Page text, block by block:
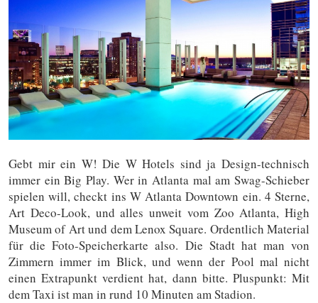
Gebt mir ein W! Die W Hotels sind ja Design-technisch
immer ein Big Play. Wer in Atlanta mal am Swag-Schieber
spielen will, checkt ins W Atlanta Downtown ein. 4 Sterne,
Art Deco-Look, und alles unweit vom Zoo Atlanta, High
Museum of Art und dem Lenox Square. Ordentlich Material
für die Foto-Speicherkarte also. Die Stadt hat man von
Zimmern immer im Blick, und wenn der Pool mal nicht
einen Extrapunkt verdient hat, dann bitte. Pluspunkt: Mit
dem Taxi ist man in rund 10 Minuten am Stadion.